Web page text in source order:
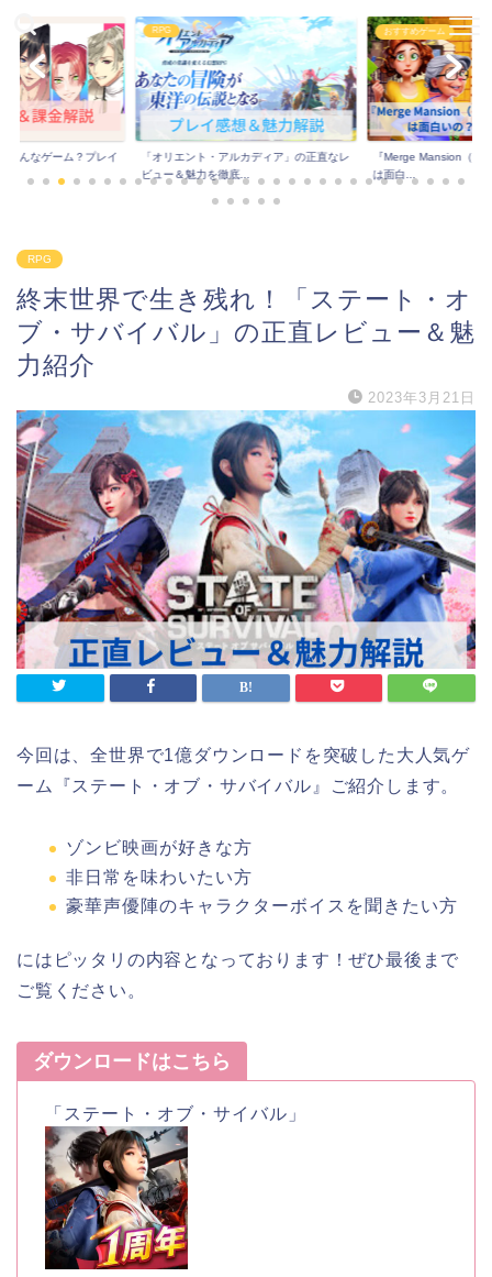
どんなゲーム？プレイ
RPG
「オリエント・アルカディア」の正直なレ
ビュー＆魅力を徹底...
おすすめゲーム
『Merge Mansion（コ
は面白...
RPG
終末世界で生き残れ！「ステート・オ
ブ・サバイバル」の正直レビュー＆魅
力紹介
2023年3月21日
今回は、全世界で1億ダウンロードを突破した大人気ゲ
ーム『ステート・オブ・サバイバル』ご紹介します。
ゾンビ映画が好きな方
非日常を味わいたい方
豪華声優陣のキャラクターボイスを聞きたい方
にはピッタリの内容となっております！ぜひ最後まで
ご覧ください。
ダウンロードはこちら
「ステート・オブ・サイバル」